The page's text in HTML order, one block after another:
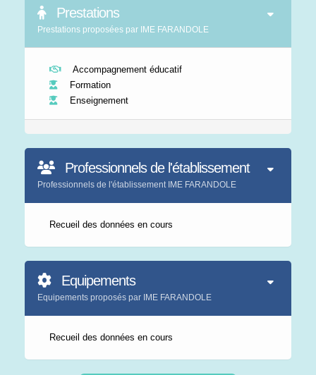
Prestations
Prestations proposées par IME FARANDOLE
Accompagnement éducatif
Formation
Enseignement
Professionnels de l'établissement
Professionnels de l'établissement IME FARANDOLE
Recueil des données en cours
Equipements
Equipements proposés par IME FARANDOLE
Recueil des données en cours